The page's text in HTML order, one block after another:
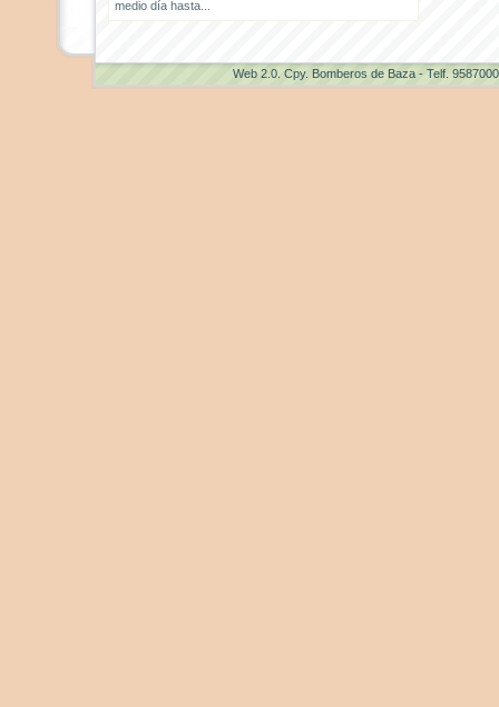
medio día hasta...
Web 2.0 . Cpy. Bomberos de Baza - Telf.